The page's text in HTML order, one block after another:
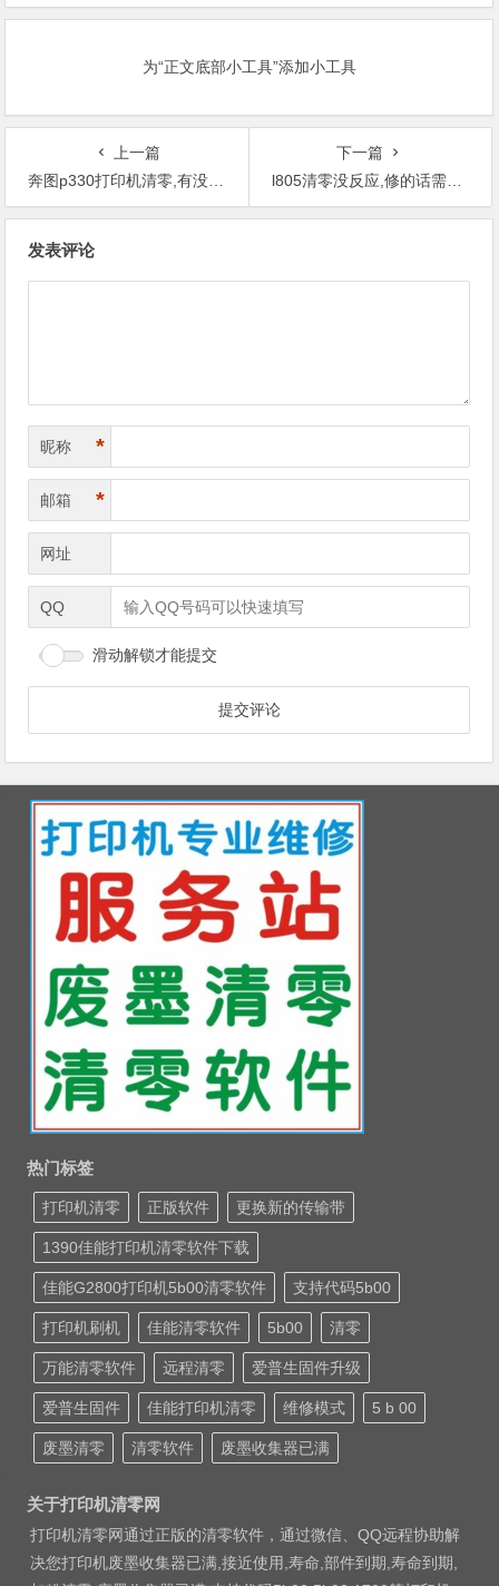
为“正文底部小工具”添加小工具
上一篇
奔图p330打印机清零,有没有和这个机器一样的？
下一篇
l805清零没反应,修的话需要换零件，有没有售后？
发表评论
昵称 *
邮箱 *
网址
QQ
滑动解锁才能提交
热门标签
打印机清零 正版软件 更换新的传输带
1390佳能打印机清零软件下载
佳能G2800打印机5b00清零软件 支持代码5b00
打印机刷机 佳能清零软件 5b00 清零
万能清零软件 远程清零 爱普生固件升级
爱普生固件 佳能打印机清零 维修模式 5 b 00
废墨清零 清零软件 废墨收集器已满
关于打印机清零网
打印机清零网通过正版的清零软件，通过微信、QQ远程协助解
决您打印机废墨收集器已满,接近使用,寿命,部件到期,寿命到期,